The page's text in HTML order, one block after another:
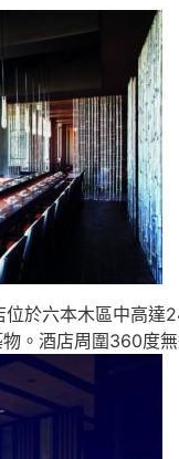
位於六本木區中高達
。酒店周圍360度